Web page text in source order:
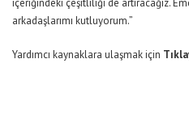
içeriğindeki çeşitliliği de artıracağız.
arkadaşlarımı kutluyorum.”
Yardımcı kaynaklara ulaşmak için